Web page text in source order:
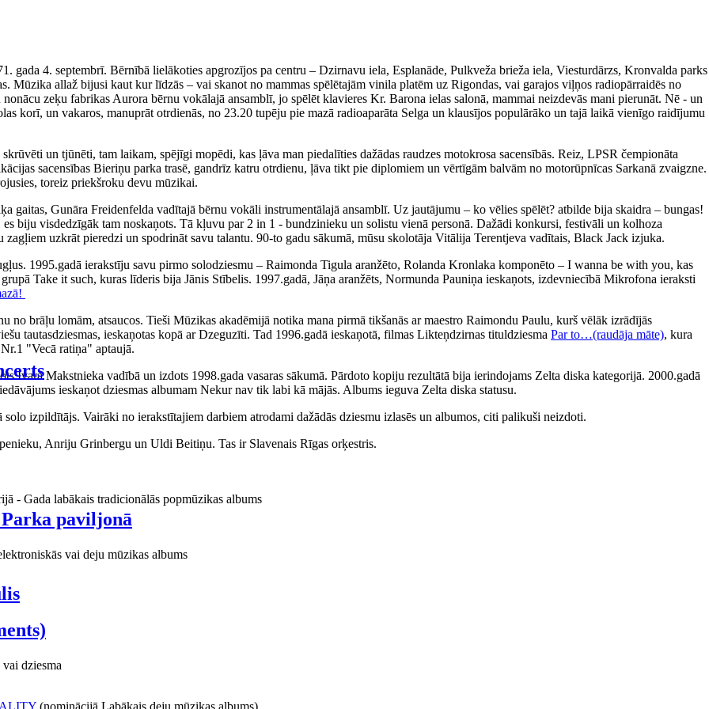
paviljonā
gada 4. septembrī. Bērnībā lielākoties apgrozījos pa centru – Dzirnavu iela, Esplanāde, Pulkveža brieža iela, Viesturdārzs, Kronvalda parks
Mūzika allaž bijusi kaut kur līdzās – vai skanot no mammas spēlētajām vinila platēm uz Rigondas, vai garajos viļņos radiopārraidēs no
zeķu fabrikas Aurora bērnu vokālajā ansamblī, jo spēlēt klavieres Kr. Barona ielas salonā, mammai neizdevās mani pierunāt. Nē - un
korī, un vakaros, manuprāt otrdienās, no 23.20 tupēju pie mazā radioaparāta Selga un klausījos populārāko un tajā laikā vienīgo raidījumu
un tjūnēti, tam laikam, spējīgi mopēdi, kas ļāva man piedalīties dažādas raudzes motokrosa sacensībās. Reiz, LPSR čempionāta
sacensības Bieriņu parka trasē, gandrīz katru otrdienu, ļāva tikt pie diplomiem un vērtīgām balvām no motorūpnīcas Sarkanā zvaigzne.
toreiz priekšroku devu mūzikai.
gaitas, Gunāra Freidenfelda vadītajā bērnu vokāli instrumentālajā ansamblī. Uz jautājumu – ko vēlies spēlēt? atbilde bija skaidra – bungas!
biju visdedzīgāk tam noskaņots. Tā kļuvu par 2 in 1 - bundzinieku un solistu vienā personā. Dažādi konkursi, festivāli un kolhoza
uzkrāt pieredzi un spodrināt savu talantu. 90-to gadu sākumā, mūsu skolotāja Vitālija Terentjeva vadītais, Black Jack izjuka.
1995.gadā ierakstīju savu pirmo solodziesmu – Raimonda Tigula aranžēto, Rolanda Kronlaka komponēto – I wanna be with you, kas
Take it such, kuras līderis bija Jānis Stībelis. 1997.gadā, Jāņa aranžēts, Normunda Pauniņa ieskaņots, izdevniecībā Mikrofona ieraksti
brāļu lomām, atsaucos. Tieši Mūzikas akadēmijā notika mana pirmā tikšanās ar maestro Raimondu Paulu, kurš vēlāk izrādījās
tautasdziesmas, ieskaņotas kopā ar Dzeguzīti. Tad 1996.gadā ieskaņotā, filmas Likteņdzirnas tituldziesma Par to…(raudāja māte), kura
"Vecā ratiņa" aptaujā.
Ivara Makstnieka vadībā un izdots 1998.gada vasaras sākumā. Pārdoto kopiju rezultātā bija ierindojams Zelta diska kategorijā. 2000.gadā
ieskaņot dziesmas albumam Nekur nav tik labi kā mājās. Albums ieguva Zelta diska statusu.
izpildītājs. Vairāki no ierakstītajiem darbiem atrodami dažādās dziesmu izlasēs un albumos, citi palikuši neizdoti.
Anriju Grinbergu un Uldi Beitiņu. Tas ir Slavenais Rīgas orķestris.
- Gada labākais tradicionālās popmūzikas albums
vai deju mūzikas albums
dziesma
(nominācijā Labākais deju mūzikas albums)